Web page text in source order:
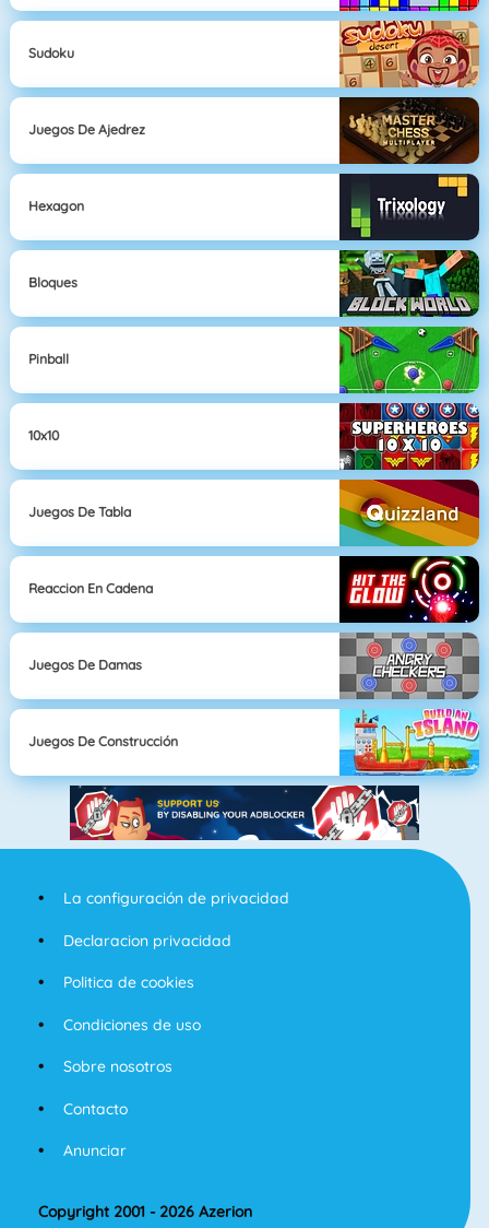
Sudoku
Juegos De Ajedrez
Hexagon
Bloques
Pinball
10x10
Juegos De Tabla
Reaccion En Cadena
Juegos De Damas
Juegos De Construcción
La configuración de privacidad
Declaracion privacidad
Politica de cookies
Condiciones de uso
Sobre nosotros
Contacto
Anunciar
Copyright 2001 - 2026 Azerion